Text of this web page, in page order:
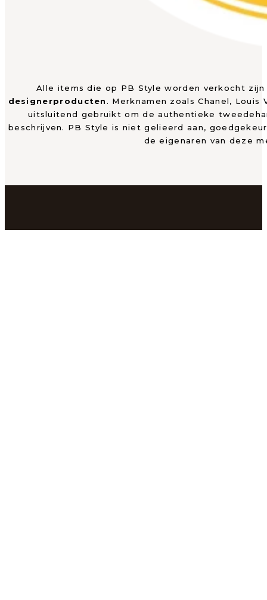
Alle items die op PB Style worden verkocht
designerproducten . Merknamen zoals Chanel,
uitsluitend gebruikt om de authentieke
beschrijven. PB Style is niet gelieerd aan,
de eigenaren van deze